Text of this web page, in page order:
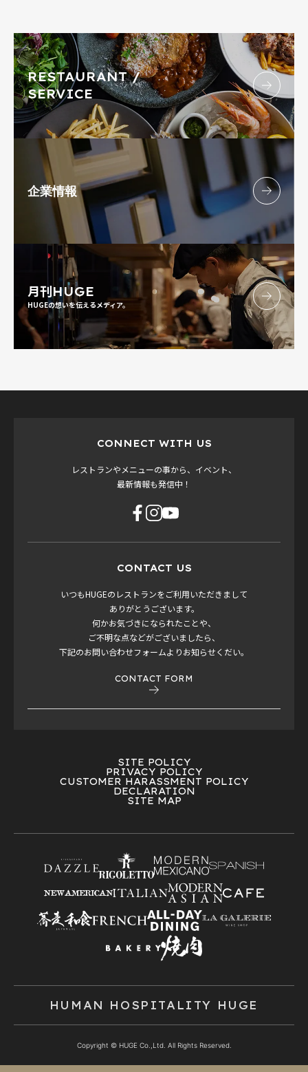
RESTAURANT /
SERVICE
企業情報
月刊HUGE
HUGEの想いを伝えるメディア。
CONNECT WITH US
レストランやメニューの事から、イベント、
最新情報も発信中！
CONTACT US
いつもHUGEのレストランをご利用いただきまして
ありがとうございます。
何かお気づきになられたことや、
ご不明な点などがございましたら、
下記のお問い合わせフォームよりお知らせくだい。
CONTACT FORM
SITE POLICY
PRIVACY POLICY
CUSTOMER HARASSMENT POLICY
DECLARATION
SITE MAP
HUMAN HOSPITALITY HUGE
Copyright © HUGE Co.,Ltd. All Rights Reserved.